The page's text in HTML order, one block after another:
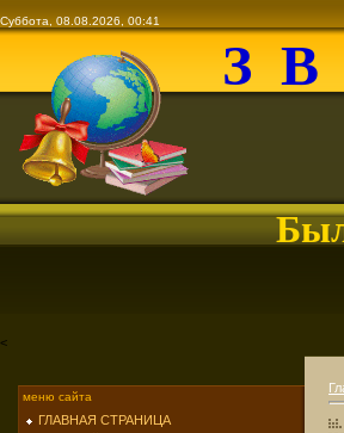
Суббота, 08.08.2026,
З
<
меню сайта
ГЛАВНАЯ СТРАНИЦА